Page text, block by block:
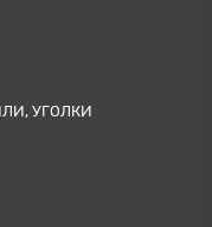
УГОЛКИ